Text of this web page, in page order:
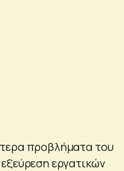
προβλήματα του
εργατικών